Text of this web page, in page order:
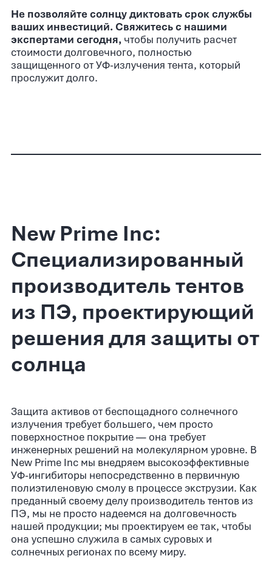
Не позволяйте солнцу диктовать срок службы
ваших инвестиций. Свяжитесь с нашими
экспертами сегодня, чтобы получить расчет
стоимости долговечного, полностью
защищенного от УФ-излучения тента, который
прослужит долго.
New Prime Inc:
Специализированный
производитель тентов
из ПЭ, проектирующий
решения для защиты от
солнца
Защита активов от беспощадного солнечного
излучения требует большего, чем просто
поверхностное покрытие — она требует
инженерных решений на молекулярном уровне. В
New Prime Inc мы внедряем высокоэффективные
УФ-ингибиторы непосредственно в первичную
полиэтиленовую смолу в процессе экструзии. Как
преданный своему делу производитель тентов из
ПЭ, мы не просто надеемся на долговечность
нашей продукции; мы проектируем ее так, чтобы
она успешно служила в самых суровых и
солнечных регионах по всему миру.